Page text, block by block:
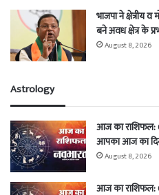
भाजपा ने क्षेत्रीय व
बने अवध क्षेत्र के
August 8, 2026
Astrology
आज का राशिफल:
आपका आज का
August 8, 2026
आज का राशिफल: